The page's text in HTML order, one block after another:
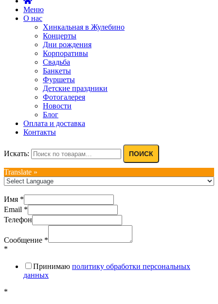
Меню
О нас
Хинкальная в Жулебино
Концерты
Дни рождения
Корпоративы
Свадьба
Банкеты
Фуршеты
Детские праздники
Фотогалерея
Новости
Блог
Оплата и доставка
Контакты
Искать: ПОИСК
Translate »
Имя *
Email *
Телефон
Сообщение *
*
Принимаю политику обработки персональных
данных
*